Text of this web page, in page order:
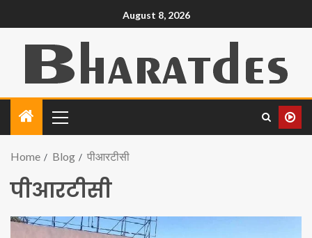
August 8, 2026
Home Blog पीआरटीसी
पीआरटीसी